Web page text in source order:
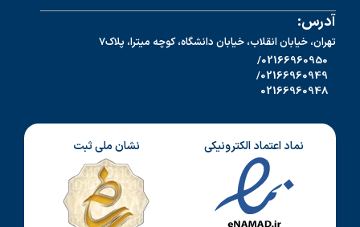
آدرس:
تهران، خیابان انقلاب، خیابان دانشگاه، کوچه میترا، پلاک7
02166960950/
02166960949/
02166960948
نماد اعتماد الکترونیکی نشان ملی ثبت